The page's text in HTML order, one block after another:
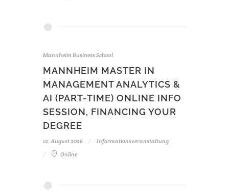
Mannheim Business School
MANNHEIM MASTER IN
MANAGEMENT ANALYTICS &
AI (PART-TIME) ONLINE INFO
SESSION, FINANCING YOUR
DEGREE
12. August 2026
Informationsveranstaltung
Online